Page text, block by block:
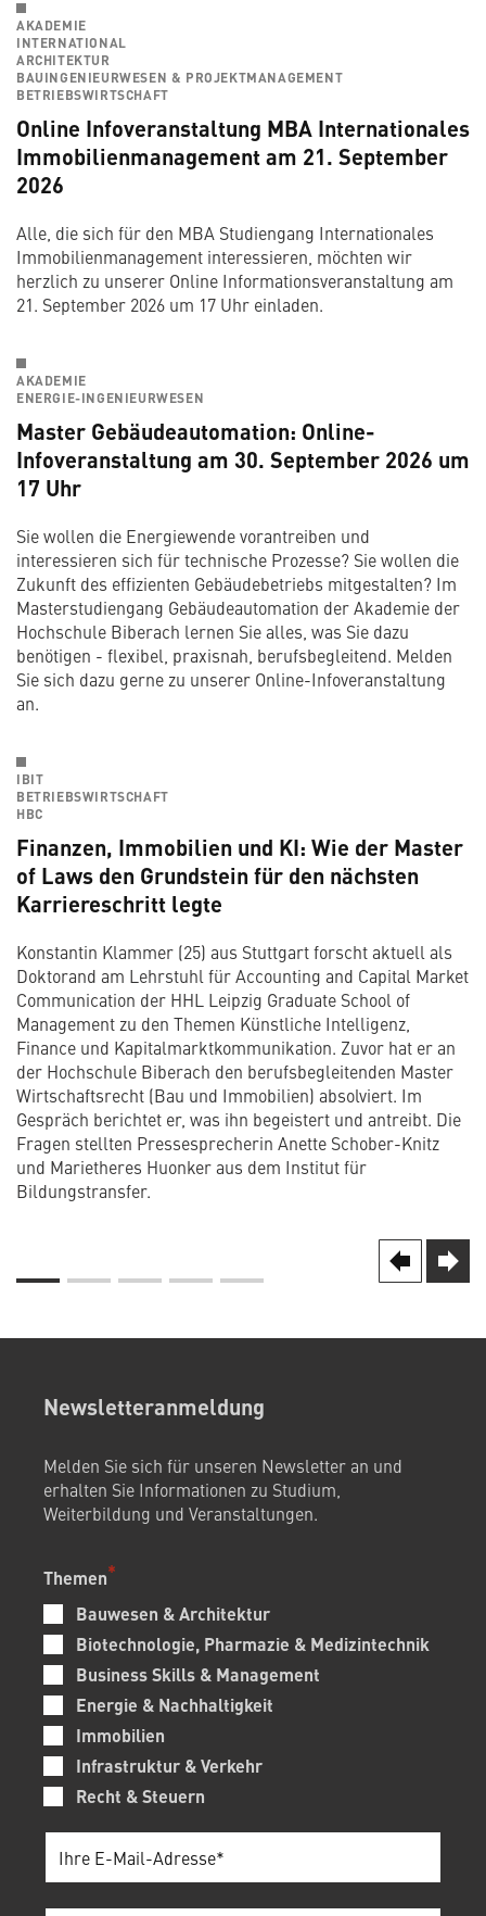
AKADEMIE
INTERNATIONAL
ARCHITEKTUR
BAUINGENIEURWESEN & PROJEKTMANAGEMENT
BETRIEBSWIRTSCHAFT
Online Infoveranstaltung MBA Internationales
Immobilienmanagement am 21. September
2026
Alle, die sich für den MBA Studiengang Internationales
Immobilienmanagement interessieren, möchten wir
herzlich zu unserer Online Informationsveranstaltung am
21. September 2026 um 17 Uhr einladen.
AKADEMIE
ENERGIE-INGENIEURWESEN
Master Gebäudeautomation: Online-
Infoveranstaltung am 30. September 2026 um
17 Uhr
Sie wollen die Energiewende vorantreiben und
interessieren sich für technische Prozesse? Sie wollen die
Zukunft des effizienten Gebäudebetriebs mitgestalten? Im
Masterstudiengang Gebäudeautomation der Akademie der
Hochschule Biberach lernen Sie alles, was Sie dazu
benötigen - flexibel, praxisnah, berufsbegleitend. Melden
Sie sich dazu gerne zu unserer Online-Infoveranstaltung
an.
IBIT
BETRIEBSWIRTSCHAFT
HBC
Finanzen, Immobilien und KI: Wie der Master
of Laws den Grundstein für den nächsten
Karriereschritt legte
Konstantin Klammer (25) aus Stuttgart forscht aktuell als
Doktorand am Lehrstuhl für Accounting and Capital Market
Communication der HHL Leipzig Graduate School of
Management zu den Themen Künstliche Intelligenz,
Finance und Kapitalmarktkommunikation. Zuvor hat er an
der Hochschule Biberach den berufsbegleitenden Master
Wirtschaftsrecht (Bau und Immobilien) absolviert. Im
Gespräch berichtet er, was ihn begeistert und antreibt. Die
Fragen stellten Pressesprecherin Anette Schober-Knitz
und Marietheres Huonker aus dem Institut für
Bildungstransfer.
Seitennummerierung
Vorherige
Seite
prev
Seite
next
Newsletteranmeldung
Melden Sie sich für unseren Newsletter an und
erhalten Sie Informationen zu Studium,
Weiterbildung und Veranstaltungen.
Themen
Bauwesen & Architektur
Biotechnologie, Pharmazie & Medizintechnik
Business Skills & Management
Energie & Nachhaltigkeit
Immobilien
Infrastruktur & Verkehr
Recht & Steuern